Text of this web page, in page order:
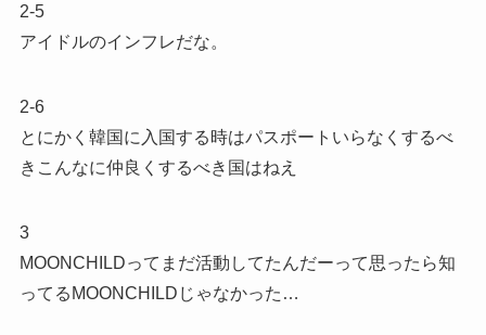
2-5
アイドルのインフレだな。
2-6
とにかく韓国に入国する時はパスポートいらなくするべ
きこんなに仲良くするべき国はねえ
3
MOONCHILDってまだ活動してたんだーって思ったら知
ってるMOONCHILDじゃなかった…